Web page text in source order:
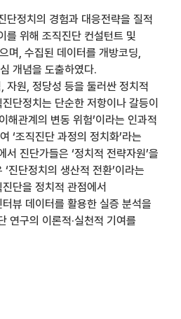
단정치의 경험과 대응전략을 질적
를 위해 조직진단 컨설턴트 및
며, 수집된 데이터를 개방코딩,
개념을 도출하였다.
자원, 정당성 등을 둘러싼 정치적
단정치는 단순한 저항이나 갈등이
해관계의 변동 위험’이라는 인과적
‘조직진단 과정의 정치화’라는
진단가들은 ‘정치적 전략자원’을
진단정치의 생산적 전환’이라는
단을 정치적 관점에서
뷰 데이터를 활용한 실증 분석을
연구의 이론적·실천적 기여를